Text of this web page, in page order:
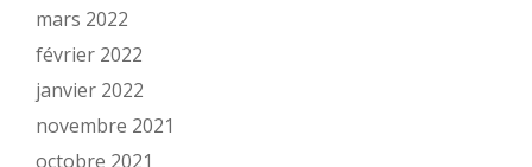
mars 2022
février 2022
janvier 2022
novembre 2021
octobre 2021